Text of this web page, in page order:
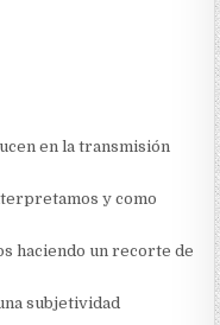
en la transmisión
y como
haciendo un recorte de
subjetividad